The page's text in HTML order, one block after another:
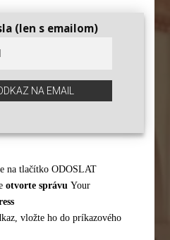
(len s emailom)
NA EMAIL
na tlačítko ODOSLAT
otvorte správu Your
vložte ho do príkazového